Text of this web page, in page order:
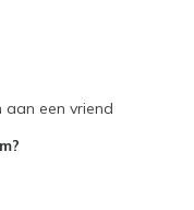
aan een vriend